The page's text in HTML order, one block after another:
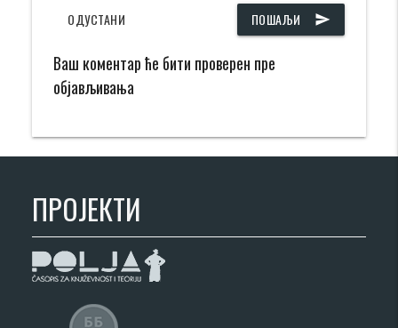
ПОШАЉИ send
ОДУСТАНИ
Ваш коментар ће бити проверен пре
објављивања
ПРОЈЕКТИ